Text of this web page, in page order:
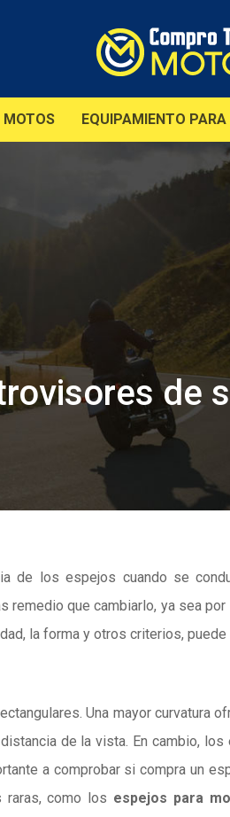
MOTOS EQUIPAMIENTO
de
de los espejos cuando se
remedio que cambiarlo, ya sea
la forma y otros criterios,
Una mayor curvatura
de la vista. En cambio,
a comprobar si compra un
como los espejos para